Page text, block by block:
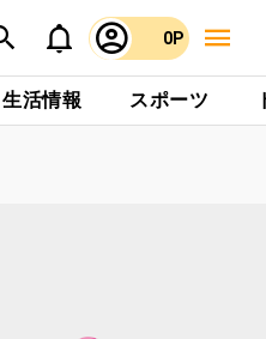
0P
生活情報 スポーツ